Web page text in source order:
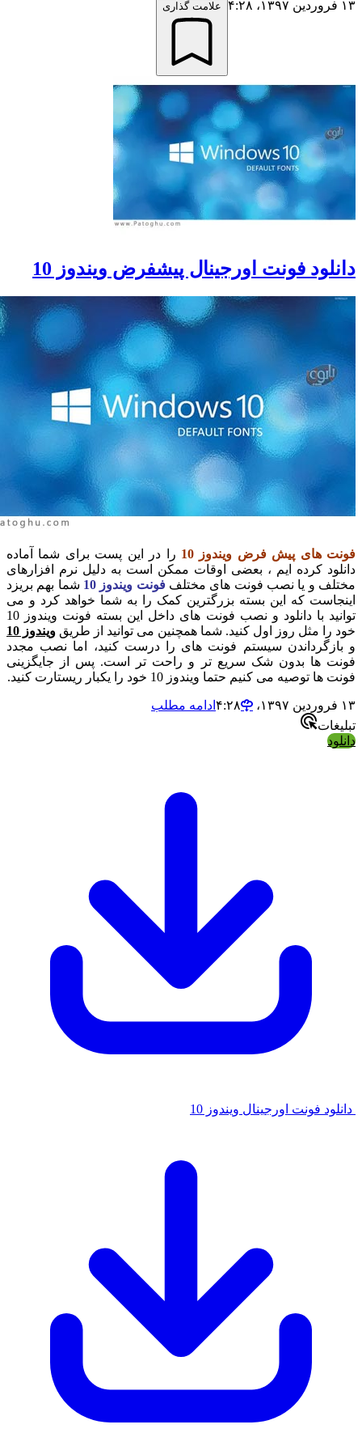
علامت گذاری
فونت اورجینال پیشفرض ویندوز 10
پیش فرض ویندوز 10
را در این پست برای شما آماده
کرده ایم ، بعضی اوقات ممکن است به دلیل نرم افزارهای
و یا نصب فونت های مختلف فونت ویندوز 10
شما بهم بریزد
که این بسته بزرگترین کمک را به شما خواهد کرد و می
توانید با دانلود و نصب فونت های داخل این بسته فونت ویندوز 10
مثل روز اول کنید. شما همچنین می توانید از طریق ویندوز 10
سیستم فونت های را درست کنید، اما نصب مجدد
بدون شک سریع تر و راحت تر است. پس از جایگزینی
می کنیم حتما ویندوز 10 خود را یکبار ریستارت کنید.
ادامه مطلب
اورجینال ویندوز 10